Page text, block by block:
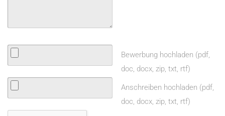
Bewerbung hochladen (pdf,
doc, docx, zip, txt, rtf)
Anschreiben hochladen (pdf,
doc, docx, zip, txt, rtf)